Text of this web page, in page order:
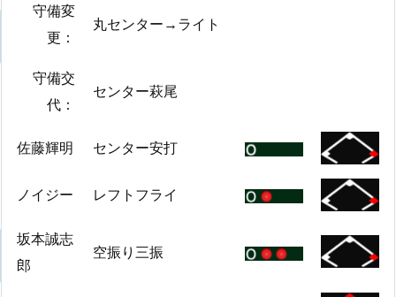
守備変
更：
丸センター→ライト
守備交
代：
センター萩尾
佐藤輝明 センター安打
ノイジー レフトフライ
坂本誠志
郎
空振り三振